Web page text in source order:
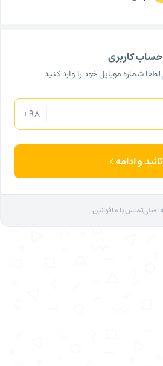
حساب کاربری
شماره موبایل خود را وارد کنید
+98
تائید و ادامه
اصلیتماس با ماقوانین